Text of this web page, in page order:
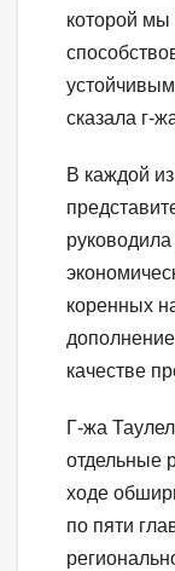
которой
сказала г-
В каждой
коренных
качестве
Г-жа
отдельные
ходе
по пяти